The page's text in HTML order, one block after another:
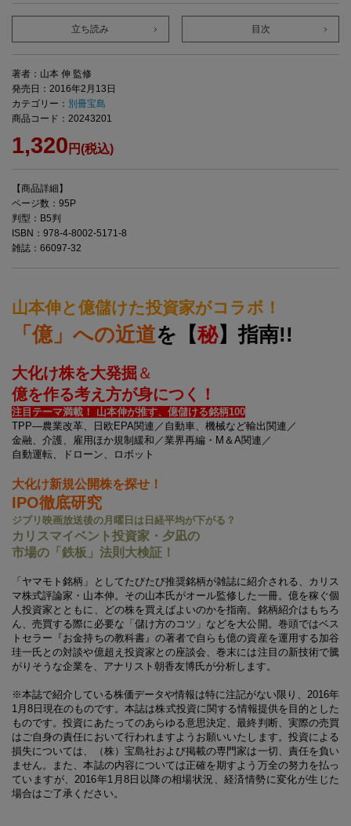
立ち読み 目次
著者：山本 伸 監修
発売日：2016年2月13日
カテゴリー： 別冊宝島
商品コード：20243201
1,320 円(税込)
【商品詳細】
ページ数：95P
判型：B5判
ISBN：978-4-8002-5171-8
雑誌：66097-32
山本伸と億儲けた投資家がコラボ！
「億」への近道を【秘】指南!!
大化け株を大発掘＆
億を作る考え方が身につく！
注目テーマ満載！ 山本伸が推す、億儲ける銘柄100
TPP―農業改革、日欧EPA関連／自動車、機械など輸出関連／
金融、介護、雇用ほか規制緩和／業界再編・M＆A関連／
自動運転、ドローン、ロボット
大化け新規公開株を探せ！
IPO徹底研究
ジブリ映画放送後の月曜日は日経平均が下がる？
カリスマイベント投資家・夕凪の
市場の「鉄板」法則大検証！
「ヤマモト銘柄」としてたびたび推奨銘柄が雑誌に紹介される、カリス
マ株式評論家・山本伸。その山本氏がオール監修した一冊。億を稼ぐ個
人投資家とともに、どの株を買えばよいのかを指南。銘柄紹介はもちろ
ん、売買する際に必要な「儲け方のコツ」などを大公開。巻頭ではベス
トセラー『お金持ちの教科書』の著者で自らも億の資産を運用する加谷
珪一氏との対談や億超え投資家との座談会、巻末には注目の新技術で騰
がりそうな企業を、アナリスト朝香友博氏が分析します。
※本誌で紹介している株価データや情報は特に注記がない限り、2016年
1月8日現在のものです。本誌は株式投資に関する情報提供を目的とした
ものです。投資にあたってのあらゆる意思決定、最終判断、実際の売買
はご自身の責任において行われますようお願いいたします。投資による
損失については、（株）宝島社および掲載の専門家は一切、責任を負い
ません。また、本誌の内容については正確を期すよう万全の努力を払っ
ていますが、2016年1月8日以降の相場状況、経済情勢に変化が生じた
場合はご了承ください。